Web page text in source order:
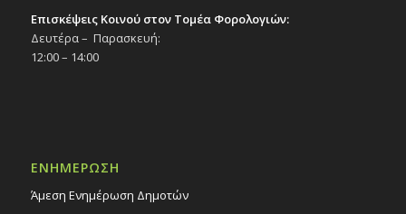
Επισκέψεις Κοινού στον Τομέα Φορολογιών:
Δευτέρα – Παρασκευή:
12:00 – 14:00
ΕΝΗΜΕΡΩΣΗ
Άμεση Ενημέρωση Δημοτών